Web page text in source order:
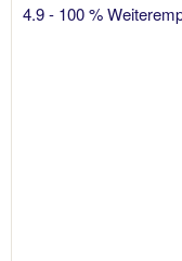
4.9 - 100 %